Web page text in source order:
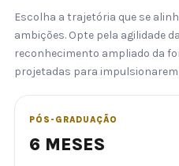
Escolha a trajetória que se
ambições. Opte pela agilidade
reconhecimento ampliado da
projetadas para
PÓS-GRADUAÇÃO
6 MESES